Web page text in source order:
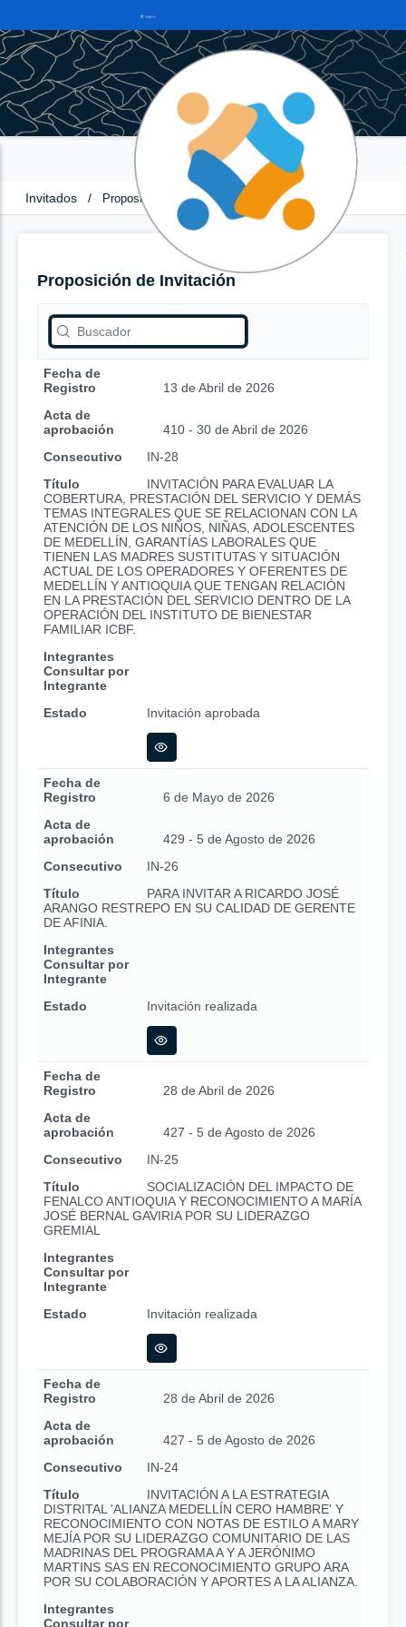
Invitados / Proposición de Invitación
Proposición de Invitación
Fecha de
Registro
13 de Abril de 2026
Acta de
aprobación
410 - 30 de Abril de 2026
Consecutivo
IN-28
Título
INVITACIÓN PARA EVALUAR LA
COBERTURA, PRESTACIÓN DEL SERVICIO Y DEMÁS
TEMAS INTEGRALES QUE SE RELACIONAN CON LA
ATENCIÓN DE LOS NIÑOS, NIÑAS, ADOLESCENTES
DE MEDELLÍN, GARANTÍAS LABORALES QUE
TIENEN LAS MADRES SUSTITUTAS Y SITUACIÓN
ACTUAL DE LOS OPERADORES Y OFERENTES DE
MEDELLÍN Y ANTIOQUIA QUE TENGAN RELACIÓN
EN LA PRESTACIÓN DEL SERVICIO DENTRO DE LA
OPERACIÓN DEL INSTITUTO DE BIENESTAR
FAMILIAR ICBF.
Integrantes
Consultar por
Integrante
Estado
Invitación aprobada
Fecha de
Registro
6 de Mayo de 2026
Acta de
aprobación
429 - 5 de Agosto de 2026
Consecutivo
IN-26
Título
PARA INVITAR A RICARDO JOSÉ
ARANGO RESTREPO EN SU CALIDAD DE GERENTE
DE AFINIA.
Integrantes
Consultar por
Integrante
Estado
Invitación realizada
Fecha de
Registro
28 de Abril de 2026
Acta de
aprobación
427 - 5 de Agosto de 2026
Consecutivo
IN-25
Título
SOCIALIZACIÓN DEL IMPACTO DE
FENALCO ANTIOQUIA Y RECONOCIMIENTO A MARÍA
JOSÉ BERNAL GAVIRIA POR SU LIDERAZGO
GREMIAL
Integrantes
Consultar por
Integrante
Estado
Invitación realizada
Fecha de
Registro
28 de Abril de 2026
Acta de
aprobación
427 - 5 de Agosto de 2026
Consecutivo
IN-24
Título
INVITACIÓN A LA ESTRATEGIA
DISTRITAL 'ALIANZA MEDELLÍN CERO HAMBRE' Y
RECONOCIMIENTO CON NOTAS DE ESTILO A MARY
MEJÍA POR SU LIDERAZGO COMUNITARIO DE LAS
MADRINAS DEL PROGRAMA A Y A JERÓNIMO
MARTINS SAS EN RECONOCIMIENTO GRUPO ARA
POR SU COLABORACIÓN Y APORTES A LA ALIANZA.
Integrantes
Consultar por